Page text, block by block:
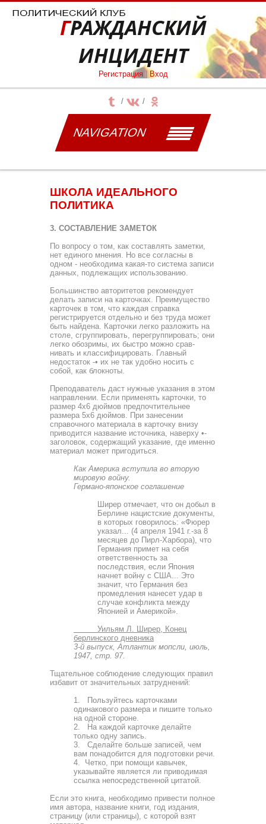
ГРАЖДАНСКИЙ
ИНЦИДЕНТ
Регистрация Вход
NAVIGATION
ШКОЛА ИДЕАЛЬНОГО
ПОЛИТИКА
3. СОСТАВЛЕНИЕ ЗАМЕТОК
По вопросу о том, как составлять заметки,
нет единого мнения. Но все согласны в
одном - необходима какая-то си­стема записи
данных, подлежащих использованию.
Большинство авторитетов рекомендует
делать записи на карточках. Преимущество
карточек в том, что каждая справ­ка
регистрируется отдельно и без труда может
быть найде­на. Карточки легко разложить на
столе, сгруппировать, пе­регруппировать; они
легко обозримы, их быстро можно срав­
нивать и классифицировать. Главный
недостаток -• их не так удобно носить с
собой, как блокноты.
Преподаватель даст нужные указания в этом
направле­нии. Если применять карточки, то
размер 4x6 дюймов пред­почтительнее
размера 5x6 дюймов. При занесении
справоч­ного материала в карточку внизу
приводится название ис­точника, наверху •-
заголовок, содержащий указание, где именно
материал может пригодиться.
Как Америка вступила во вторую
мировую войну.
Германо-японское соглашение
Ширер отмечает, что он добыл в
Берлине нацистские документы,
в которых говорилось: «Фюрер
указал... (4 апреля 1941 г.-за 8
месяцев до Пирл-Харбора), что
Германия примет на себя
ответственность за
последствия, если Япония
начнет войну с США... Это
значит, что Германия без
промедления нанесет удар в
случае конфликта между
Японией и Америкой».
Уильям Л. Ширер, Конец
берлинского дневника
3-й выпуск, Атлантик мопсли, июль,
1947, стр. 97.
Тщательное соблюдение следующих правил
избавит от значительных затруднений:
1. Пользуйтесь карточками
одинакового размера и пиши­те только
на одной стороне.
2. На каждой карточке делайте
только одну запись.
3. Сделайте больше записей, чем
вам понадобится для подготовки речи.
4. Четко, при помощи кавычек,
указывайте является ли приводимая
ссылка непосредственной цитатой.
Если это книга, необходимо привести полное
имя автора, название книги, год издания,
страницу (или страницы), с ко­торой взят